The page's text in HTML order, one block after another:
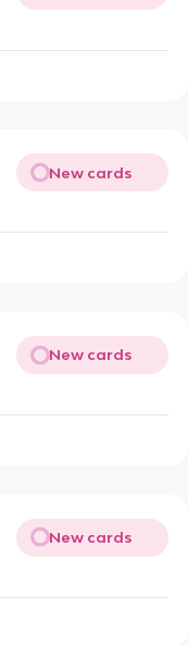
New cards
New cards
New cards